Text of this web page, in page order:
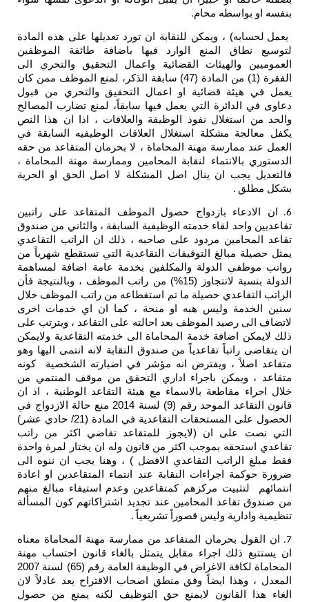
بنفسه او بواسطه محام.
يعمل لحسابه) ، ويمكن للنقابة ان تورد تعديلها على هذه المادة
لتوسيع نطاق المنع الوارد فيها باضافة طائفة الموظفين
العموميين والهيئات القضائية واعمال التحقيق والتحري الى
الفقرة (1) من المادة (47) سابقة الذكر، لمنع الموظف ممن كان
يعمل في هيئة قضائية او اعمال التحقيق والتحري من قبول
دعاوى في الدائرة التي يعمل فيها سابقاً، لمنع تضارب المصالح
والحد من استغلال نفوذ الوظيفة والعلاقات ، اذا ان هذا النص
يكفل معالجة مشكلة استغلال العلاقات الوظيفيه السابقة في
العمل عند ممارسة مهنة المحاماة ، لا بحرمان المتقاعد من حقه
الدستوري بالانتماء لنقابة المحامين وممارسة مهنة المحاماة ،
فالتعديل يجب ان ينال اصل المشكلة لا اصل الحق او الحرية
بشكل مطلق .
6.
ان الادعاء بازدواج حصول الموظف المتقاعد على راتبين
تقاعديين واحد لقاء خدمته الوظيفية السابقة ، والثاني من صندوق
تقاعد المحامين مردود على صاحبه ، ذلك ان الراتب التقاعدي
يمثل حصيلة مبالغ التوقيفات التقاعدية التي تستقطع شهرياً من
رواتب موظفي الدولة والمكلفين بخدمة عامة اضافة لمساهمة
الدولة بنسبة لاتتجاوز (15%) من راتب الموظف ، وبالنتيجة فأن
الراتب التقاعدي حصيلة ما تم استقطاعه من راتب الموظف خلال
سنين الخدمة وليس هبه او منحة ، كما ان اي خدمات اخرى
لاتضاف الى رصيد الموظف بعد احالته على التقاعد ، ويترتب على
ذلك لايمكن اضافة خدمة المحاماة الى خدمته التقاعدية ولايمكن
ان يتقاضى راتباً تقاعدياً من صندوق النقابة لانه انتمى اليها وهو
متقاعد اصلاً ، ويفترض انه مؤشر في اضبارته الشخصية كونه
متقاعد ، ويمكن باجراء اداري التحقق من موقف المنتمي من
خلال اجراء مقاطعة بالاسماء مع هيئة التقاعد الوطنية ، اذ ان
قانون التقاعد الموحد رقم (9) لسنة 2014 منع حالة الازدواج في
الحصول على المستحقات التقاعدية في المادة (21/ حادي عشر)
التي نصت على ان (لايجوز للمتقاعد تقاضي اكثر من راتب
تقاعدي استحقه بموجب اكثر من قانون وله ان يختار لمرة واحدة
فقط مبلغ الراتب التقاعدي الافضل ) ، وهنا يجب ان ننوه الى
ضرورة حوكمة اجراءات النقابة عند انتماء المتقاعدين او اعادة
انتمائهم لتثبيت مركزهم كمتقاعدين وعدم استيفاء مبالغ منهم
من صندوق تقاعد المحامين عند تجديد اشتراكاتهم كون المسألة
تنظيمية وادارية وليس قصوراً تشريعياً .
7.
ان القول بحرمان المتقاعد من ممارسة مهنة المحاماة معناه
ان يستتبع ذلك اجراء مقابل يتمثل بالغاء قانون احتساب مهنة
المحاماة لكافة الاغراض في الوظيفة العامة رقم (65) لسنة 2007
المعدل ، وهذا ايضاً وفق منطق اصحاب الاقتراح يعد عادلاً لان
الغاء هذا القانون لايمنع حق التوظيف لكنه يمنع من حصول